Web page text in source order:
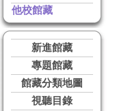
他校館藏
新進館藏
專題館藏
館藏分類地圖
視聽目錄